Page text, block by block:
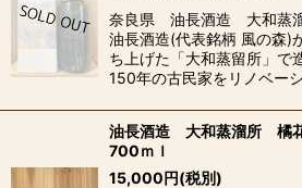
奈良県 油長酒造 大和蒸
油長酒造(代表銘柄 風の森)
ち上げた「大和蒸留所」で
150年の古民家をリノベー
油長酒造 大和蒸溜所 橘
700ｍｌ
15,000円(税別)